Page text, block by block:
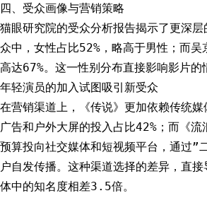
四、受众画像与营销策略
猫眼研究院的受众分析报告揭示了更深
众中，女性占比52%，略高于男性；而吴
高达67%。这一性别分布直接影响影片的
年轻演员的加入试图吸引新受众
在营销渠道上，《传说》更加依赖传统
广告和户外大屏的投入占比42%；而《流
预算投向社交媒体和短视频平台，通过”
户自发传播。这种渠道选择的差异，直
体中的知名度相差3.5倍。